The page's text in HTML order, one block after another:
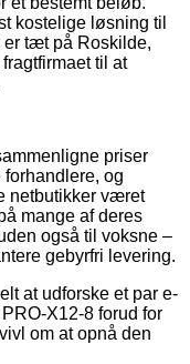
kostelige løsning til
er tæt på Roskilde,
til at
priser
og
netbutikker været
mange af deres
også til voksne –
gebyrfri levering.
at udforske et par e-
X12-8 forud for
om at opnå den